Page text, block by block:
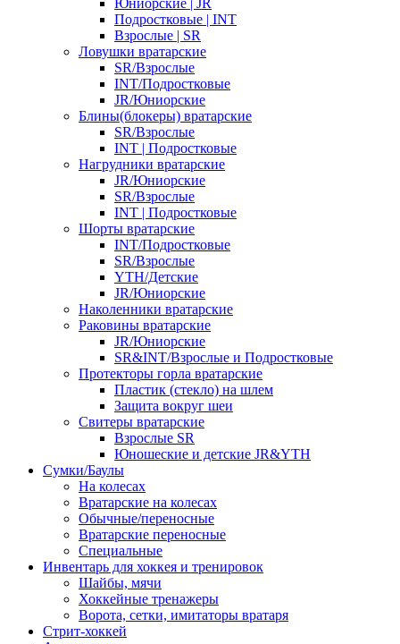
Подростковые | INT
Взрослые | SR
Ловушки вратарские
SR/Взрослые
INT/Подростковые
JR/Юниорские
Блины(блокеры) вратарские
SR/Взрослые
INT | Подростковые
Нагрудники вратарские
JR/Юниорские
SR/Взрослые
INT | Подростковые
Шорты вратарские
INT/Подростковые
SR/Взрослые
YTH/Детские
JR/Юниорские
Наколенники вратарские
Раковины вратарские
JR/Юниорские
SR&INT/Взрослые и Подростковые
Протекторы горла вратарские
Пластик (стекло) на шлем
Защита вокруг шеи
Свитеры вратарские
Взрослые SR
Юношеские и детские JR&YTH
Сумки/Баулы
На колесах
Вратарские на колесах
Обычные/переносные
Вратарские переносные
Специальные
Инвентарь для хоккея и тренировок
Шайбы, мячи
Хоккейные тренажеры
Ворота, сетки, имитаторы вратаря
Стрит-хоккей